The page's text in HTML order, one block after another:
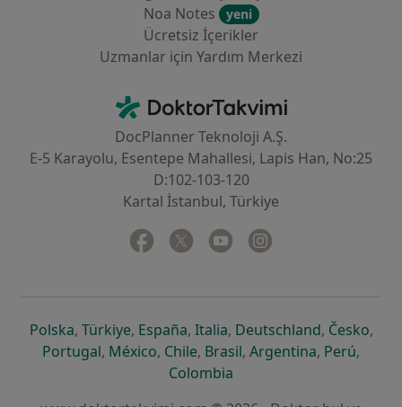
Noa Notes
yeni
Ücretsiz İçerikler
Uzmanlar için Yardım Merkezi
DoktorTakvimi - Ana Sayfa
DocPlanner Teknoloji A.Ş.
E-5 Karayolu, Esentepe Mahallesi, Lapis Han, No:25
D:102-103-120
Kartal İstanbul, Türkiye
Facebook
yeni bir sekmede açılır
Twitter
yeni bir sekmede açılır
Youtube
yeni bir sekmede açılır
Polskayeni bir sekmede açılır
, Türkiyeyeni bir sekmede açılır
, Españayeni bir sekmede açılır
, Italiayeni bir sekmede açılır
, Deutschlandyeni bir
, Českoyeni
,
Portugalyeni bir sekmede açılır
, Méxicoyeni bir sekmede açılır
, Chileyeni bir sekmede açılır
, Brasilyeni bir sekmede açılır
, Argentinayeni bir
, Perúyeni
,
Colombia